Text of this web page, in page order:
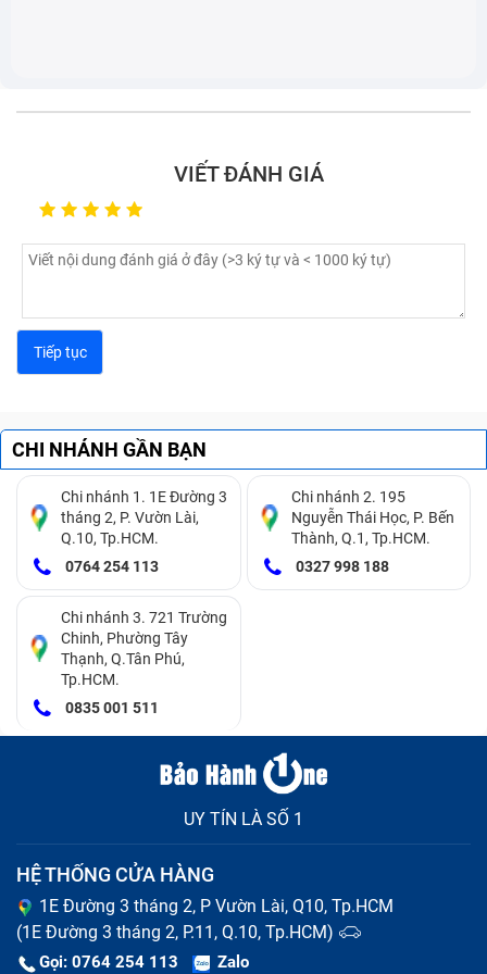
Do win không nhận đĩa
máy laptop của mình được là do win đang cài đặt trong
máy không tiếp nhận đĩa. Có thể driver không tương
thích, bạn nên cập nhật driver mới cho laptop hoặc bạn
Thao tác đơn giản chỉ cần nhấn F8 và Advanced Boot
Options, và chọn dòng Disable driver signature
cách khắc phục bằng việc mang laptop đến tiệm sửa lỗi
hay thay thế ổ đĩa DVD mới.
Cách khắc phục ổ đĩa DVD laptop Ổ Dvd Sony Svp
1321Dcxs (đã bao gồm công) bị lỗi
Lỗi mắt đọc
VIẾT ĐÁNH GIÁ
CHI NHÁNH GẦN BẠN
Chi nhánh 1. 1E Đường 3
tháng 2, P. Vườn Lài,
Q.10, Tp.HCM.
0764 254 113
Chi nhánh 2. 195
Nguyễn Thái Học, P. Bến
Thành, Q.1, Tp.HCM.
0327 998 188
Chi nhánh 3. 721 Trường
Chinh, Phường Tây
Thạnh, Q.Tân Phú,
Tp.HCM.
0835 001 511
UY TÍN LÀ SỐ 1
HỆ THỐNG CỬA HÀNG
1E Đường 3 tháng 2, P Vườn Lài, Q10, Tp.HCM
(1E Đường 3 tháng 2, P.11, Q.10, Tp.HCM)
Gọi: 0764 254 113 Zalo